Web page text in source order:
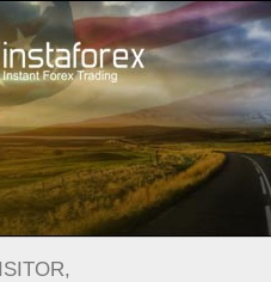
akaun segera
Bahagian Pedagang
Baharu